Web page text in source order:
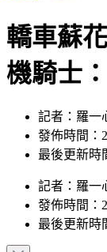
轎車蘇
機騎士
記者：羅一
發佈時間：
最後更新時
記者 ： 羅一
發佈時間：
最後更新時